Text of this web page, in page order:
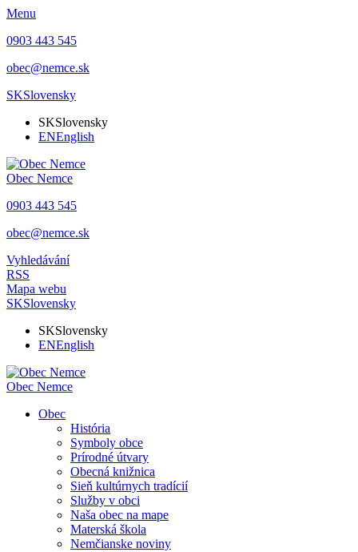
Menu
0903 443 545
obec@nemce.sk
SKSlovensky
SKSlovensky
ENEnglish
Obec Nemce
0903 443 545
obec@nemce.sk
Vyhledávání
RSS
Mapa webu
SKSlovensky
SKSlovensky
ENEnglish
Obec Nemce
Obec
História
Symboly obce
Prírodné útvary
Obecná knižnica
Sieň kultúrnych tradícií
Služby v obci
Naša obec na mape
Materská škola
Nemčianske noviny